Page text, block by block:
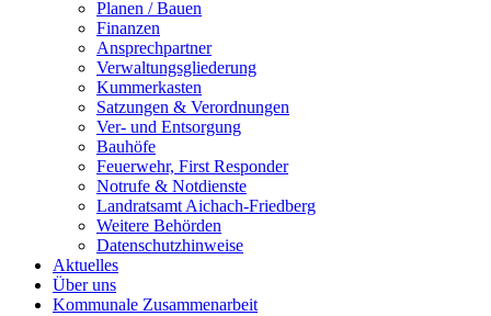
Planen / Bauen
Finanzen
Ansprechpartner
Verwaltungsgliederung
Kummerkasten
Satzungen & Verordnungen
Ver- und Entsorgung
Bauhöfe
Feuerwehr, First Responder
Notrufe & Notdienste
Landratsamt Aichach-Friedberg
Weitere Behörden
Datenschutzhinweise
Aktuelles
Über uns
Kommunale Zusammenarbeit